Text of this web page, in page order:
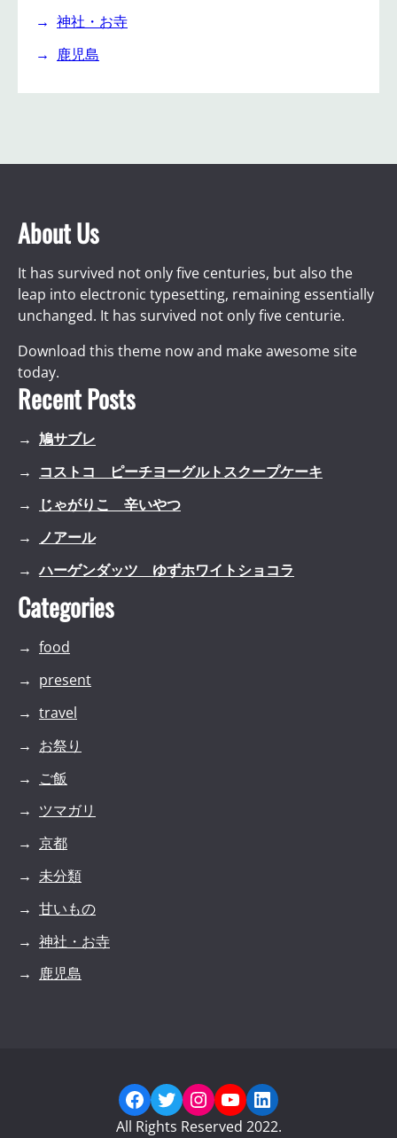
神社・お寺
鹿児島
About Us
It has survived not only five centuries, but also the
leap into electronic typesetting, remaining essentially
unchanged. It has survived not only five centurie.
Download this theme now and make awesome site
today.
Recent Posts
鳩サブレ
コストコ ピーチヨーグルトスクープケーキ
じゃがりこ 辛いやつ
ノアール
ハーゲンダッツ ゆずホワイトショコラ
Categories
food
present
travel
お祭り
ご飯
ツマガリ
京都
未分類
甘いもの
神社・お寺
鹿児島
Facebook
Twitter
Instagram
YouTube
LinkedIn
All Rights Reserved 2022.